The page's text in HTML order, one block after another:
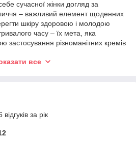
сучасної жінки догляд за
– важливий елемент щоденних
шкіру здоровою і молодою
часу – їх мета, яка
застосування різноманітних кремів
продукції, яка сьогодні
мають безліч шанувальників,
Ви! Для цього достатньо замовити
магазині.
все
за рік